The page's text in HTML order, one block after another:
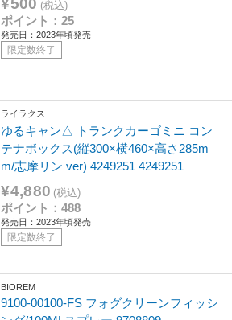
¥500 (税込)
ポイント：25
発売日：2023年頃発売
限定数終了
ライラクス
ゆるキャン△ トランクカーゴミニ コン
テナボックス(縦300×横460×高さ285m
m/志摩リン ver) 4249251 4249251
¥4,880 (税込)
ポイント：488
発売日：2023年頃発売
限定数終了
BIOREM
9100-00100-FS フォグクリーンフィッシ